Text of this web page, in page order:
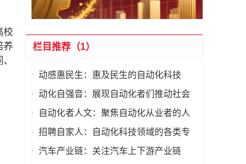
校
养
栏目推荐（1）
动感惠民生：惠及民生的自动化科技
动化自强音：展现自动化者们推动社会
进步发出的响亮声音
自动化者人文：聚焦自动化从业者的人
文思考
招聘自家人：自动化科技领域的各类专
家及人才需求资讯
汽车产业链：关注汽车上下游产业链